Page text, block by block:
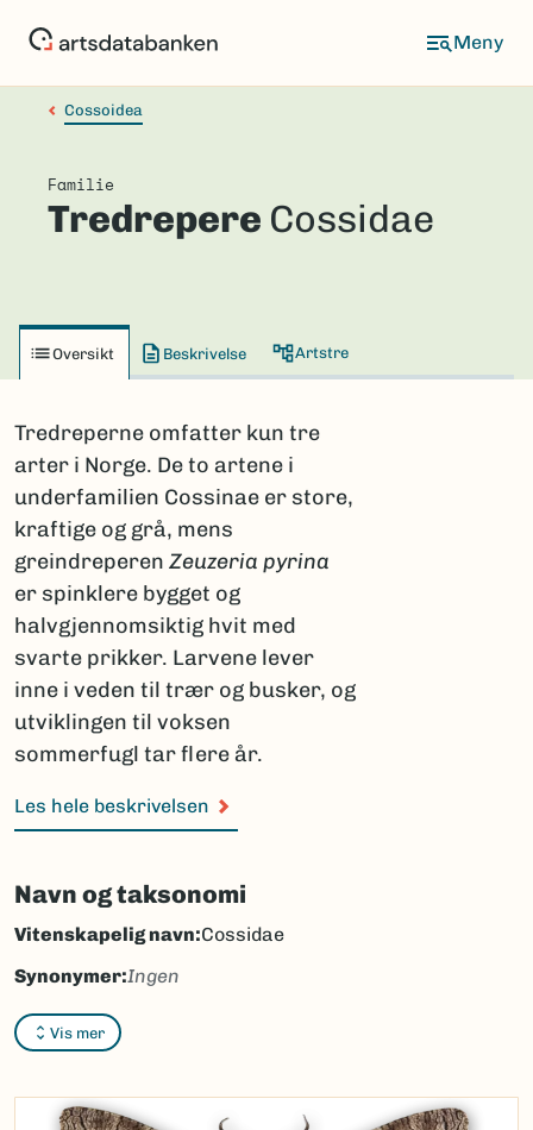
Cossoidea
Familie
Tredrepere Cossidae
Oversikt Beskrivelse Artstre
Tredreperne omfatter kun tre
arter i Norge. De to artene i
underfamilien Cossinae er store,
kraftige og grå, mens
greindreperen Zeuzeria pyrina
er spinklere bygget og
halvgjennomsiktig hvit med
svarte prikker. Larvene lever
inne i veden til trær og busker, og
utviklingen til voksen
sommerfugl tar flere år.
Les hele beskrivelsen
Navn og taksonomi
Vis mer
Vitenskapelig navn:Cossidae
Synonymer:Ingen
Bokmål:tredrepere
Nynorsk:tredreparar
Nordsamisk/Davvisámegiella:Ingen